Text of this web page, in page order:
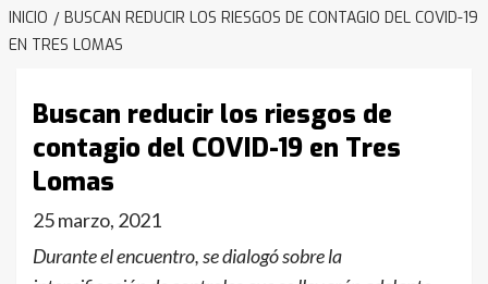
INICIO
BUSCAN REDUCIR LOS RIESGOS DE CONTAGIO DEL COVID-19
EN TRES LOMAS
Buscan reducir los riesgos de
contagio del COVID-19 en Tres
Lomas
25 marzo, 2021
Durante el encuentro, se dialogó sobre la